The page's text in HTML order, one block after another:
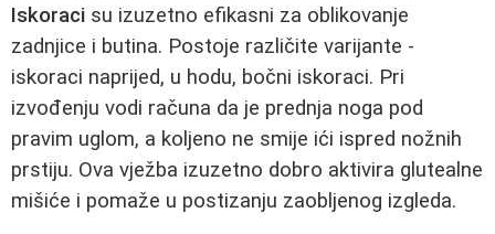
Iskoraci su izuzetno efikasni za oblikovanje
zadnjice i butina. Postoje različite varijante -
iskoraci naprijed, u hodu, bočni iskoraci. Pri
izvođenju vodi računa da je prednja noga pod
pravim uglom, a koljeno ne smije ići ispred nožnih
prstiju. Ova vježba izuzetno dobro aktivira glutealne
mišiće i pomaže u postizanju zaobljenog izgleda.